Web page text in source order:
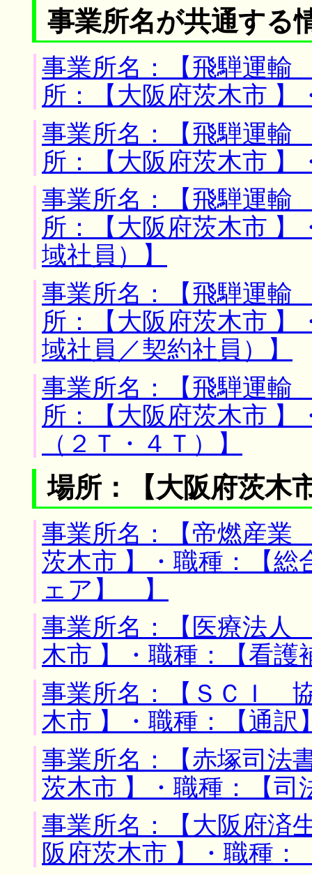
事業所名が共通する
事業所名：【飛騨運
所：【大阪府茨木市 】
事業所名：【飛騨運
所：【大阪府茨木市 】
事業所名：【飛騨運
所：【大阪府茨木市 】
域社員）】
事業所名：【飛騨運
所：【大阪府茨木市 】
域社員／契約社員）】
事業所名：【飛騨運
所：【大阪府茨木市
（２Ｔ・４Ｔ）】
場所：【大阪府茨木
事業所名：【帝燃産業
茨木市 】・職種：【
ェア】 】
事業所名：【医療法人
木市 】・職種：【看
事業所名：【ＳＣＩ
木市 】・職種：【通訳
事業所名：【赤塚司法
茨木市 】・職種：【司
事業所名：【大阪府済
阪府茨木市 】・職種：